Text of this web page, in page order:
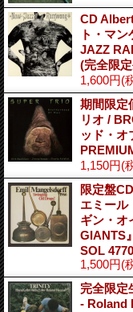
CD
ト・マ
JAZZ
(完全限
1,600円(
期間限定
リオ /
ッド・
1,150円(
限定盤
エミール
ギン・オ
GIANTS
SOL
1,500円(
完全限
- Roland